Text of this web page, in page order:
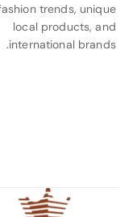
trends, unique
local products, and
international brands.